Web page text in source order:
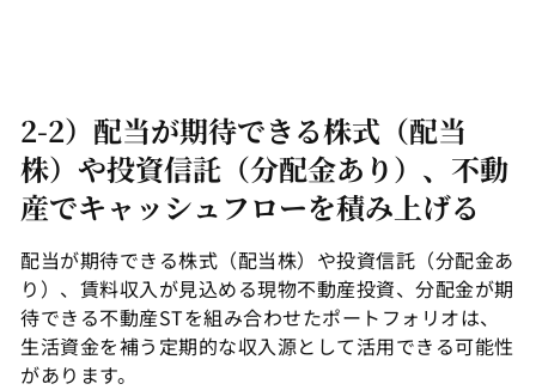
2-2）配当が期待できる株式（配当
株）や投資信託（分配金あり）、不動
産でキャッシュフローを積み上げる
配当が期待できる株式（配当株）や投資信託（分配金あ
り）、賃料収入が見込める現物不動産投資、分配金が期
待できる不動産STを組み合わせたポートフォリオは、
生活資金を補う定期的な収入源として活用できる可能性
があります。